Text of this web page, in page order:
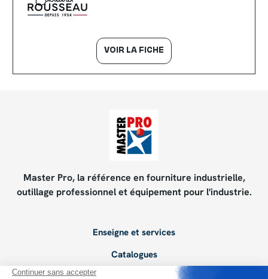
VOIR LA FICHE
Master Pro, la référence en fourniture industrielle,
outillage professionnel et équipement pour l'industrie.
Enseigne et services
Catalogues